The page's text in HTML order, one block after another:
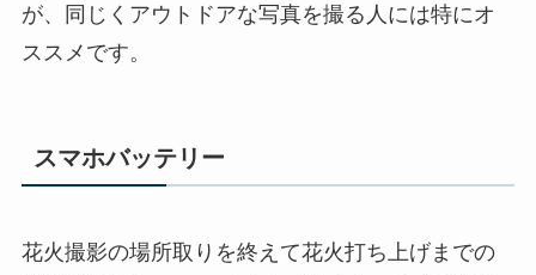
が、同じくアウトドアな写真を撮る人には特にオ
ススメです。
スマホバッテリー
花火撮影の場所取りを終えて花火打ち上げまでの